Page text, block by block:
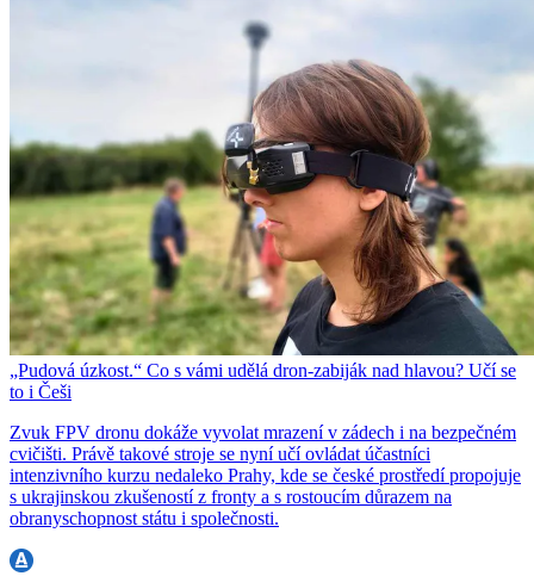
„Pudová úzkost.“ Co s vámi udělá dron-zabiják nad hlavou? Učí se
to i Češi
Zvuk FPV dronu dokáže vyvolat mrazení v zádech i na bezpečném
cvičišti. Právě takové stroje se nyní učí ovládat účastníci
intenzivního kurzu nedaleko Prahy, kde se české prostředí propojuje
s ukrajinskou zkušeností z fronty a s rostoucím důrazem na
obranyschopnost státu i společnosti.